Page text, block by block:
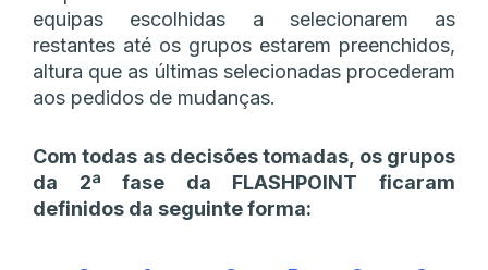
equipas escolhidas a selecionarem as
restantes até os grupos estarem preenchidos,
altura que as últimas selecionadas procederam
aos pedidos de mudanças.
Com todas as decisões tomadas, os grupos
da 2ª fase da FLASHPOINT ficaram
definidos da seguinte forma: